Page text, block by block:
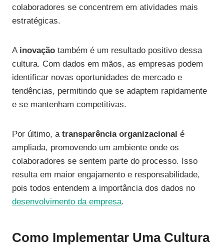
colaboradores se concentrem em atividades mais
estratégicas.
A inovação também é um resultado positivo dessa
cultura. Com dados em mãos, as empresas podem
identificar novas oportunidades de mercado e
tendências, permitindo que se adaptem rapidamente
e se mantenham competitivas.
Por último, a transparência organizacional é
ampliada, promovendo um ambiente onde os
colaboradores se sentem parte do processo. Isso
resulta em maior engajamento e responsabilidade,
pois todos entendem a importância dos dados no
desenvolvimento da empresa.
Como Implementar Uma Cultura